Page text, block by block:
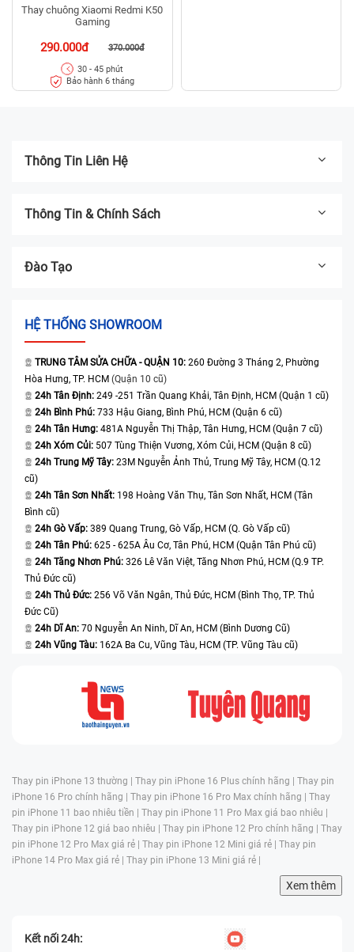
Thay chuông Xiaomi Redmi K50
Gaming
290.000đ 370.000đ
30 - 45 phút
Bảo hành 6 tháng
kính
Thông Tin Liên Hệ
Thông Tin & Chính Sách
Đào Tạo
HỆ THỐNG SHOWROOM
TRUNG TÂM SỬA CHỮA - QUẬN 10: 260 Đường 3 Tháng 2, Phường
Hòa Hưng, TP. HCM (Quận 10 cũ)
24h Tân Định: 249 -251 Trần Quang Khải, Tân Định, HCM (Quận 1 cũ)
24h Bình Phú: 733 Hậu Giang, Bình Phú, HCM (Quận 6 cũ)
24h Tân Hưng: 481A Nguyễn Thị Thập, Tân Hưng, HCM (Quận 7 cũ)
24h Xóm Củi: 507 Tùng Thiện Vương, Xóm Củi, HCM (Quận 8 cũ)
24h Trung Mỹ Tây: 23M Nguyễn Ảnh Thủ, Trung Mỹ Tây, HCM (Q.12
cũ)
24h Tân Sơn Nhất: 198 Hoàng Văn Thụ, Tân Sơn Nhất, HCM (Tân
Bình cũ)
24h Gò Vấp: 389 Quang Trung, Gò Vấp, HCM (Q. Gò Vấp cũ)
24h Tân Phú: 625 - 625A Âu Cơ, Tân Phú, HCM (Quận Tân Phú cũ)
24h Tăng Nhơn Phú: 326 Lê Văn Việt, Tăng Nhơn Phú, HCM (Q.9 TP.
Thủ Đức cũ)
24h Thủ Đức: 256 Võ Văn Ngân, Thủ Đức, HCM (Bình Thọ, TP. Thủ
Đức Cũ)
24h Dĩ An: 70 Nguyễn An Ninh, Dĩ An, HCM (Bình Dương Cũ)
24h Vũng Tàu: 162A Ba Cu, Vũng Tàu, HCM (TP. Vũng Tàu cũ)
Thay pin iPhone 13 thường | Thay pin iPhone 16 Plus chính hãng | Thay pin
iPhone 16 Pro chính hãng | Thay pin iPhone 16 Pro Max chính hãng | Thay
pin iPhone 11 bao nhiêu tiền | Thay pin iPhone 11 Pro Max giá bao nhiêu |
Thay pin iPhone 12 giá bao nhiêu | Thay pin iPhone 12 Pro chính hãng | Thay
pin iPhone 12 Pro Max giá rẻ | Thay pin iPhone 12 Mini giá rẻ | Thay pin
iPhone 14 Pro Max giá rẻ | Thay pin iPhone 13 Mini giá rẻ |
Xem thêm
Kết nối 24h: